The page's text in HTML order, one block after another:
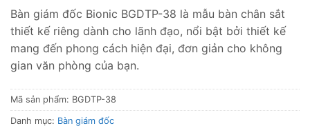
Bàn giám đốc Bionic BGDTP-38 là mẫu bàn chân sắt
thiết kế riêng dành cho lãnh đạo, nổi bật bởi thiết kế
mang đến phong cách hiện đại, đơn giản cho không
gian văn phòng của bạn.
Mã sản phẩm: BGDTP-38
Danh mục: Bàn giám đốc